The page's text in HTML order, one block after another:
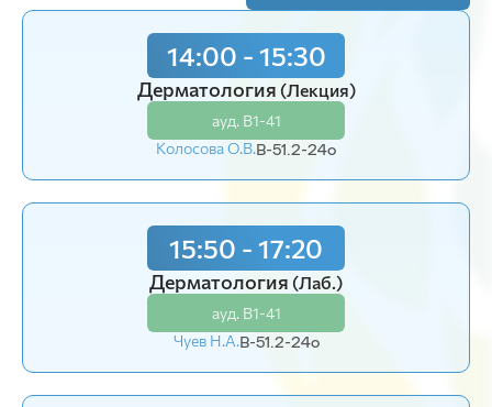
14:00 - 15:30
Дерматология (Лекция)
ауд. В1-41
Колосова О.В.В-51.2-24o
15:50 - 17:20
Дерматология (Лаб.)
ауд. В1-41
Чуев Н.А.В-51.2-24o
10:15 - 11:45
Хирургические болезни мелких
домашних животных
ауд. В1-41